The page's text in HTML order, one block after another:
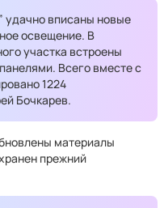
удачно вписаны новые
освещение. В
участка встроены
Всего вместе с
1224
Бочкарев.
материалы
прежний